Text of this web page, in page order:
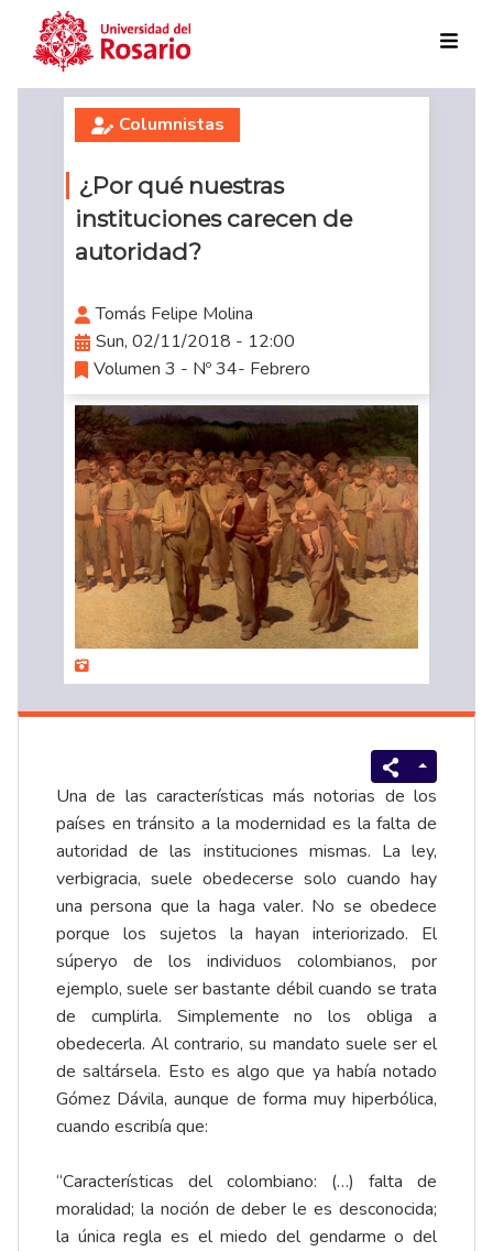
Skip to main content
Columnistas
¿Por qué nuestras
instituciones carecen de
autoridad?
Tomás Felipe Molina
Sun, 02/11/2018 - 12:00
Volumen 3 - Nº 34- Febrero
Una de las características más notorias de los
países en tránsito a la modernidad es la falta de
autoridad de las instituciones mismas. La ley,
verbigracia, suele obedecerse solo cuando hay
una persona que la haga valer. No se obedece
porque los sujetos la hayan interiorizado. El
súperyo de los individuos colombianos, por
ejemplo, suele ser bastante débil cuando se trata
de cumplirla. Simplemente no los obliga a
obedecerla. Al contrario, su mandato suele ser el
de saltársela. Esto es algo que ya había notado
Gómez Dávila, aunque de forma muy hiperbólica,
cuando escribía que:
“Características del colombiano: (…) falta de
moralidad; la noción de deber le es desconocida;
la única regla es el miedo del gendarme o del